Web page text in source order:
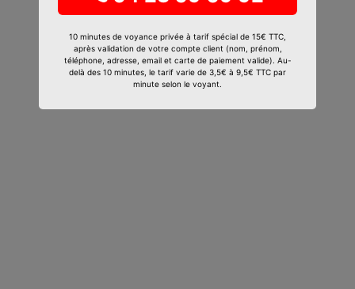
10 minutes de voyance privée à tarif spécial de 15€ TTC,
après validation de votre compte client (nom, prénom,
téléphone, adresse, email et carte de paiement valide). Au-
delà des 10 minutes, le tarif varie de 3,5€ à 9,5€ TTC par
minute selon le voyant.